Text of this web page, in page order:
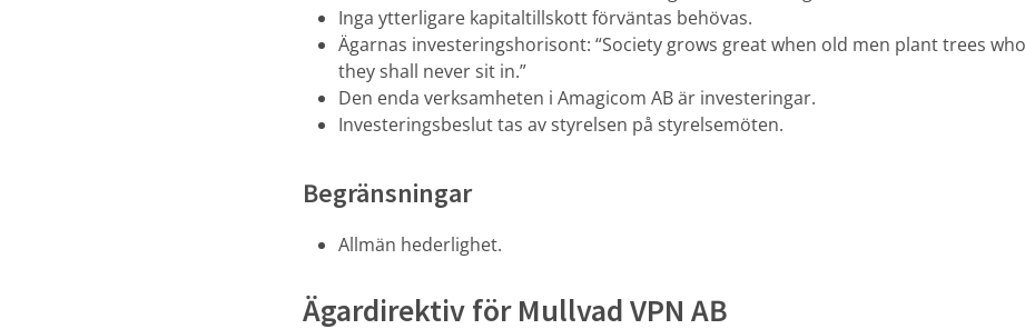
Inga ytterligare kapitaltillskott förväntas behövas.
Ägarnas investeringshorisont: “Society grows great when old men plant trees
they shall never sit in.”
Den enda verksamheten i Amagicom AB är investeringar.
Investeringsbeslut tas av styrelsen på styrelsemöten.
Begränsningar
Allmän hederlighet.
Ägardirektiv för Mullvad VPN AB